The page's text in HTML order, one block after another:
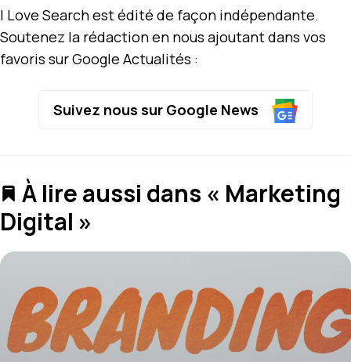
I Love Search est édité de façon indépendante.
Soutenez la rédaction en nous ajoutant dans vos
favoris sur Google Actualités :
Suivez nous sur Google News
À lire aussi dans « Marketing
Digital »